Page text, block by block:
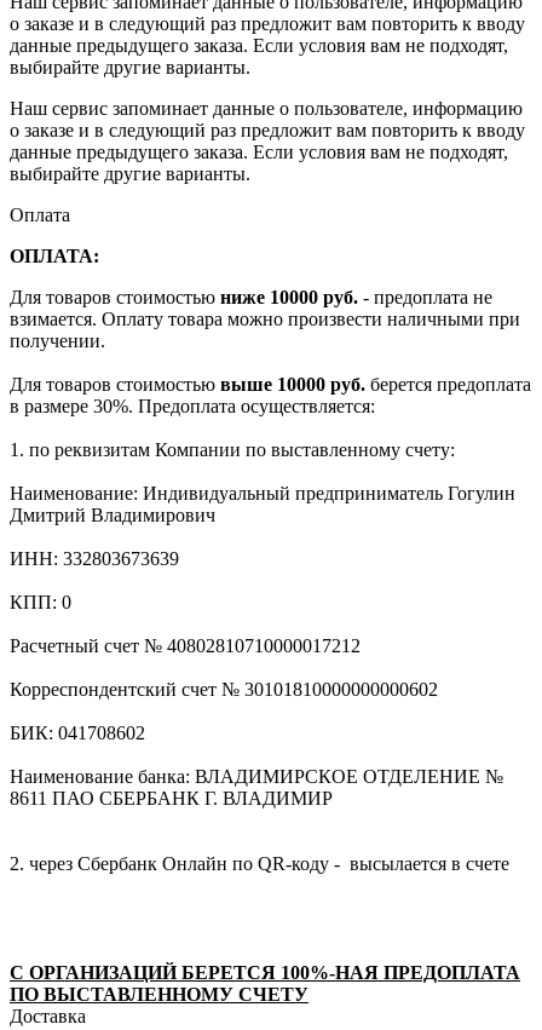
о заказе и в следующий раз предложит вам повторить к вводу
данные предыдущего заказа. Если условия вам не подходят,
выбирайте другие варианты.
Наш сервис запоминает данные о пользователе, информацию
о заказе и в следующий раз предложит вам повторить к вводу
данные предыдущего заказа. Если условия вам не подходят,
выбирайте другие варианты.
Оплата
ОПЛАТА:
Для товаров стоимостью ниже 10000 руб. - предоплата не
взимается. Оплату товара можно произвести наличными при
получении.
Для товаров стоимостью выше 10000 руб. берется предоплата
в размере 30%. Предоплата осуществляется:
1. по реквизитам Компании по выставленному счету:
Наименование: Индивидуальный предприниматель Гогулин
Дмитрий Владимирович
ИНН: 332803673639
КПП: 0
Расчетный счет № 40802810710000017212
Корреспондентский счет № 30101810000000000602
БИК: 041708602
Наименование банка: ВЛАДИМИРСКОЕ ОТДЕЛЕНИЕ №
8611 ПАО СБЕРБАНК Г. ВЛАДИМИР
2. через Сбербанк Онлайн по QR-коду - высылается в счете
С ОРГАНИЗАЦИЙ БЕРЕТСЯ 100%-НАЯ ПРЕДОПЛАТА
ПО ВЫСТАВЛЕННОМУ СЧЕТУ
Доставка